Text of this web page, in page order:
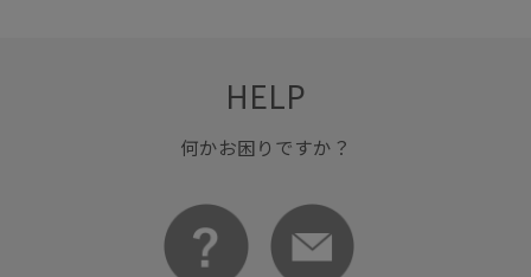
HELP
何かお困りですか？